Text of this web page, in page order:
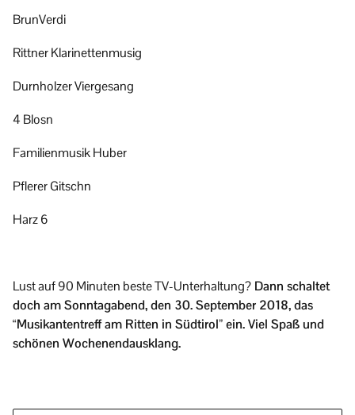
BrunVerdi
Rittner Klarinettenmusig
Durnholzer Viergesang
4 Blosn
Familienmusik Huber
Pflerer Gitschn
Harz 6
Lust auf 90 Minuten beste TV-Unterhaltung? Dann schaltet
doch am Sonntagabend, den 30. September 2018, das
“Musikantentreff am Ritten in Südtirol” ein. Viel Spaß und
schönen Wochenendausklang.